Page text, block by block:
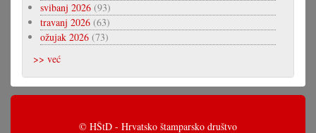
svibanj 2026 (93)
travanj 2026 (63)
ožujak 2026 (73)
>> već
© HŠtD - Hrvatsko štamparsko društvo